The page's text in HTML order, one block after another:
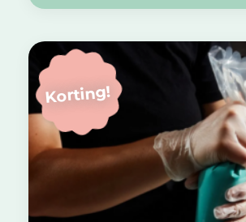
Korting!